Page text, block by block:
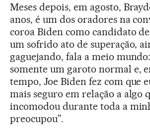
Meses depois, em agosto,
anos, é um dos oradores na
coroa Biden como candidato
um sofrido ato de superação,
gaguejando, fala a meio mundo:
somente um garoto normal e,
tempo, Joe Biden fez com que
mais seguro em relação a algo
incomodou durante toda a
preocupou”.